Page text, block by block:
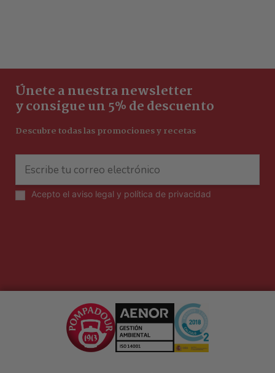
Únete a nuestra newsletter
y consigue un 5% de descuento
Descubre todas las promociones y recetas
Acepto el aviso legal y política de privacidad